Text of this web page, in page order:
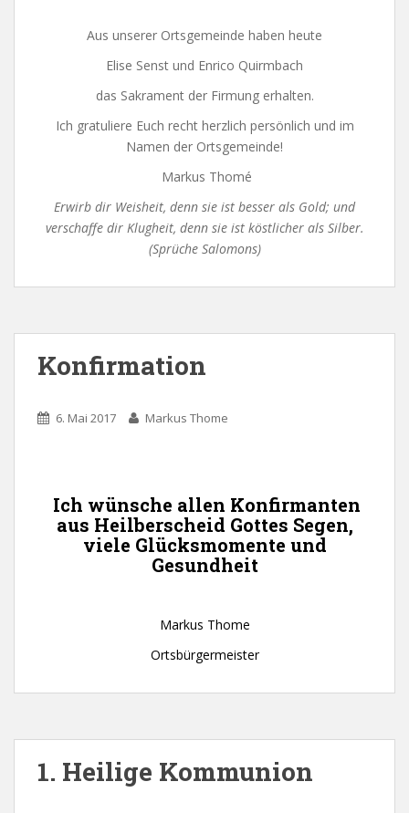
Aus unserer Ortsgemeinde haben heute
Elise Senst und Enrico Quirmbach
das Sakrament der Firmung erhalten.
Ich gratuliere Euch recht herzlich persönlich und im
Namen der Ortsgemeinde!
Markus Thomé
Erwirb dir Weisheit, denn sie ist besser als Gold; und
verschaffe dir Klugheit, denn sie ist köstlicher als Silber.
(Sprüche Salomons)
Konfirmation
6. Mai 2017 Markus Thome
Ich wünsche allen Konfirmanten
aus Heilberscheid Gottes Segen,
viele Glücksmomente und
Gesundheit
Markus Thome
Ortsbürgermeister
1. Heilige Kommunion